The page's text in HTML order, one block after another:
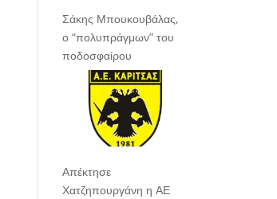
Σάκης Μπουκουβάλας,
ο “πολυπράγμων” του
ποδοσφαίρου
Απέκτησε
Χατζηπουργάνη η ΑΕ